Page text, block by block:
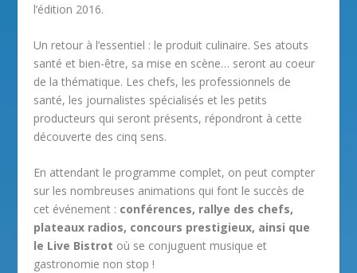
l’édition 2016.
Un retour à l’essentiel : le produit culinaire. Ses atouts
santé et bien-être, sa mise en scène… seront au coeur
de la thématique. Les chefs, les professionnels de
santé, les journalistes spécialisés et les petits
producteurs qui seront présents, répondront à cette
découverte des cinq sens.
En attendant le programme complet, on peut compter
sur les nombreuses animations qui font le succès de
cet événement : conférences, rallye des chefs,
plateaux radios, concours prestigieux, ainsi que
le Live Bistrot où se conjuguent musique et
gastronomie non stop !